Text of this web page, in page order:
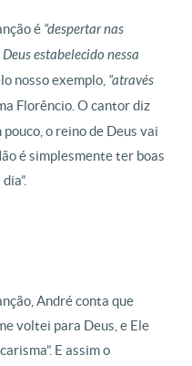
é “despertar nas
estabelecido nessa
nosso exemplo, “através
Florêncio. O cantor diz
o reino de Deus vai
é simplesmente ter boas
André conta que
voltei para Deus, e Ele
E assim o